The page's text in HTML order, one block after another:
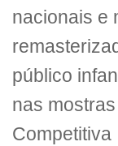
nacionais e
público
nas
Competitiva